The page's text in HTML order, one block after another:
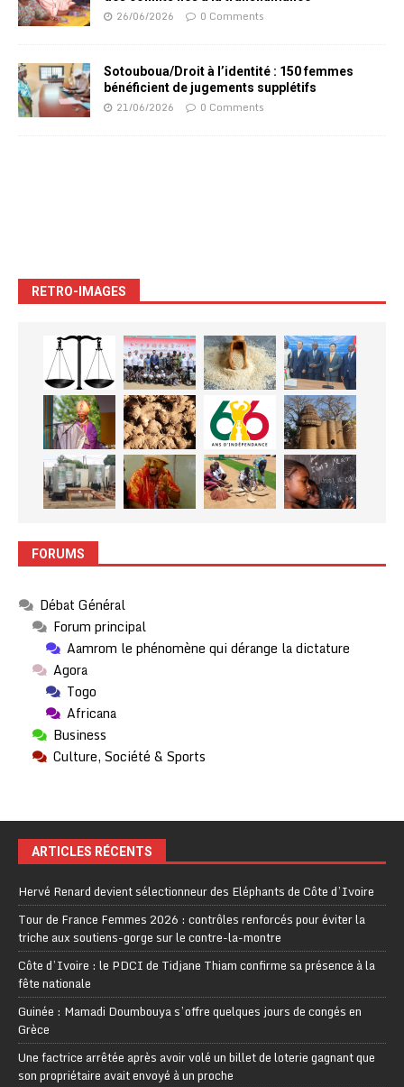
26/06/2026 0 Comments
Sotouboua/Droit à l’identité : 150 femmes
bénéficient de jugements supplétifs
21/06/2026 0 Comments
RETRO-IMAGES
FORUMS
Débat Général
Forum principal
Aamrom le phénomène qui dérange la dictature
Agora
Togo
Africana
Business
Culture, Société & Sports
ARTICLES RÉCENTS
Hervé Renard devient sélectionneur des Eléphants de Côte d’Ivoire
Tour de France Femmes 2026 : contrôles renforcés pour éviter la
triche aux soutiens-gorge sur le contre-la-montre
Côte d’Ivoire : le PDCI de Tidjane Thiam confirme sa présence à la
fête nationale
Guinée : Mamadi Doumbouya s’offre quelques jours de congés en
Grèce
Une factrice arrêtée après avoir volé un billet de loterie gagnant que
son propriétaire avait envoyé à un proche